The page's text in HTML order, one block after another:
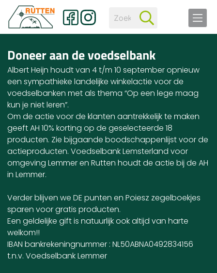
Doneer aan de voedselbank
Albert Heijn houdt van 4 t/m 10 september opnieuw
een sympathieke landelijke winkelactie voor de
voedselbanken met als thema “Op een lege maag
kun je niet leren”.
Om de actie voor de klanten aantrekkelijk te maken
geeft AH 10% korting op de geselecteerde 18
producten. Zie bijgaande boodschappenlijst voor de
actieproducten. Voedselbank Lemsterland voor
omgeving Lemmer en Rutten houdt de actie bij de AH
in Lemmer.
Verder blijven we DE punten en Poiesz zegelboekjes
sparen voor gratis producten.
Een geldelijke gift is natuurlijk ook altijd van harte
welkom!!
IBAN bankrekeningnummer : NL50ABNA0492834156
t.n.v. Voedselbank Lemmer